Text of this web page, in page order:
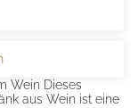
Wein Dieses
aus Wein ist eine